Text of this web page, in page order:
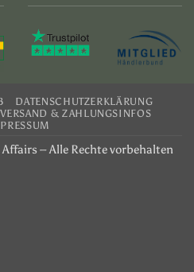
DATENSCHUTZERKLÄRUNG
VERSAND & ZAHLUNGSINFOS
– Alle Rechte vorbehalten